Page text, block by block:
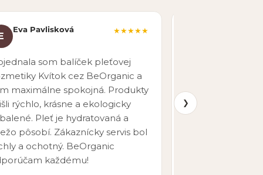
Eva Pavlisková ★★★★★
som balíček pleťovej
Kvítok cez BeOrganic a
maximálne spokojná. Produkty
rýchlo, krásne a ekologicky
Pleť je hydratovaná a
pôsobí. Zákaznícky servis bol
a ochotný. BeOrganic
každému!
produktov aj pre
objednávať
❯